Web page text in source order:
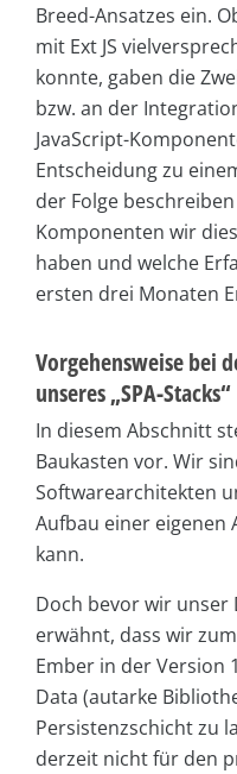
Breed-Ansatzes ein.
mit Ext JS
konnte, gaben die
bzw. an der
JavaScript-
Entscheidung zu
der Folge
Komponenten wir
haben und welche
ersten drei Monaten
Vorgehensweise bei
unseres „SPA-Stacks“
In diesem Abschnitt
Baukasten vor. Wir
Softwarearchitekten
Aufbau einer
kann.
Doch bevor wir unser
erwähnt, dass wir
Ember in der Version
Data (autarke
Persistenzschicht zu
derzeit nicht für den